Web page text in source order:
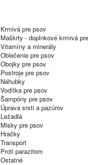
Krmivá pre psov
Maškrty - doplnkové krmivá
Vitamíny a minerály
Oblečenie pre psov
Obojky pre psov
Postroje pre psov
Náhubky
Vodítka pre psov
Šampóny pre psov
Úprava srsti a pazúrov
Ležadlá
Misky pre psov
Hračky
Transport
Proti parazitom
Ostatné